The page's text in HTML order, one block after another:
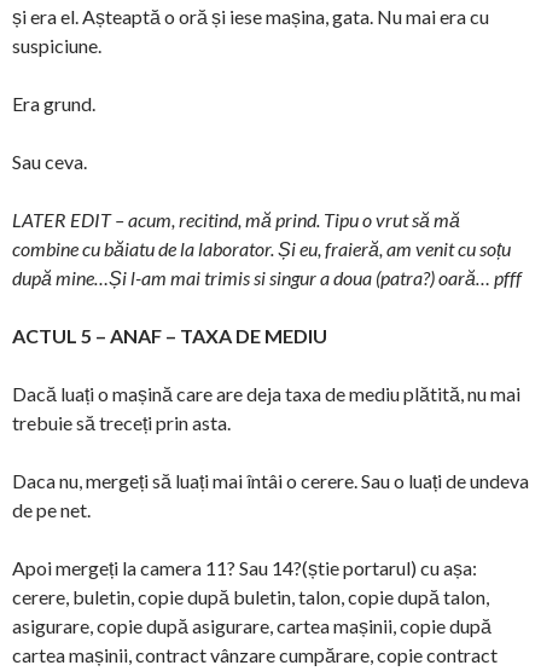
și era el. Așteaptă o oră și iese mașina, gata. Nu mai era cu
suspiciune.
Era grund.
Sau ceva.
LATER EDIT – acum, recitind, mă prind. Tipu o vrut să mă
combine cu băiatu de la laborator. Și eu, fraieră, am venit cu soțu
după mine…Și l-am mai trimis si singur a doua (patra?) oară… pfff
ACTUL 5 – ANAF – TAXA DE MEDIU
Dacă luați o mașină care are deja taxa de mediu plătită, nu mai
trebuie să treceți prin asta.
Daca nu, mergeți să luați mai întâi o cerere. Sau o luați de undeva
de pe net.
Apoi mergeți la camera 11? Sau 14?(știe portarul) cu așa:
cerere, buletin, copie după buletin, talon, copie după talon,
asigurare, copie după asigurare, cartea mașinii, copie după
cartea mașinii, contract vânzare cumpărare, copie contract